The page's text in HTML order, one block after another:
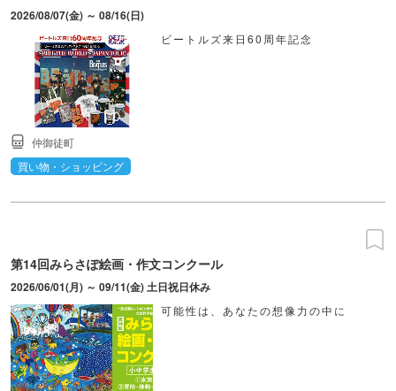
2026/08/07(金) ～ 08/16(日)
ビートルズ来日60周年記念
仲御徒町
買い物・ショッピング
第14回みらさぽ絵画・作文コンクール
2026/06/01(月) ～ 09/11(金) 土日祝日休み
可能性は、あなたの想像力の中に